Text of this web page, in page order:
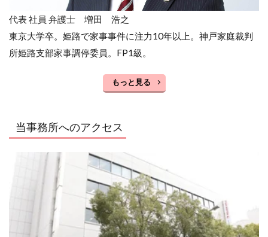
代表 社員 弁護士 増田 浩之
東京大学卒。姫路で家事事件に注力10年以上。神戸家庭裁判
所姫路支部家事調停委員。FP1級。
もっと見る
当事務所へのアクセス